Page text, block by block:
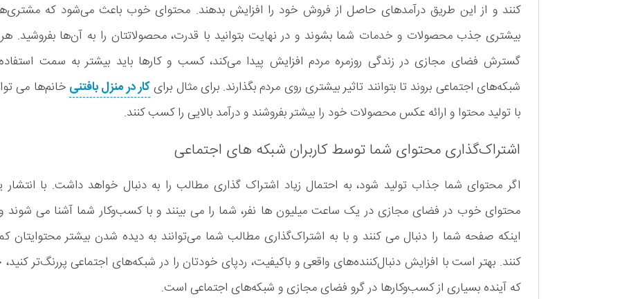
کنند و از این طریق درآمدهای حاصل از فروش خود را افزایش بدهند. محتوای خوب باعث می‌شود که
بیشتری جذب محصولات و خدمات شما بشوند و در نهایت بتوانید با قدرت، محصولاتتان را به آن‌ها بفروشید.
گسترش فضای مجازی در زندگی روزمره مردم افزایش پیدا می‌کند، کسب و کارها باید بیشتر به سمت
شبکه‌های اجتماعی بروند تا بتوانند تاثیر بیشتری روی مردم بگذارند. برای مثال برایکار در منزل بافتنی خانم‌ها می
با تولید محتوا و ارائه عکس محصولات خود را بیشتر بفروشند و درآمد بالایی را کسب کنند.
اشتراک‌گذاری محتوای شما توسط کاربران شبکه های اجتماعی
اگر محتوای شما جذاب تولید شود، به احتمال زیاد اشتراک گذاری مطالب را به دنبال خواهد داشت. با
محتوای خوب در فضای مجازی در یک ساعت میلیون ها نفر، شما را می بینند و با کسب‌و‌کار شما آشنا می شوند
اینکه صفحه شما را دنبال می کنند و با به اشتراک‌گذاری مطالب شما می‌توانند به دیده شدن بیشتر محتوایتان
کنند. بهتر است با افزایش دنبال‌کننده‌های واقعی و باکیفیت، ردپای خودتان را در شبکه‌های اجتماعی پررنگ‌تر کنید،
که آینده بسیاری از کسب‌و‌کارها در گرو فضای مجازی و شبکه‌های اجتماعی است.